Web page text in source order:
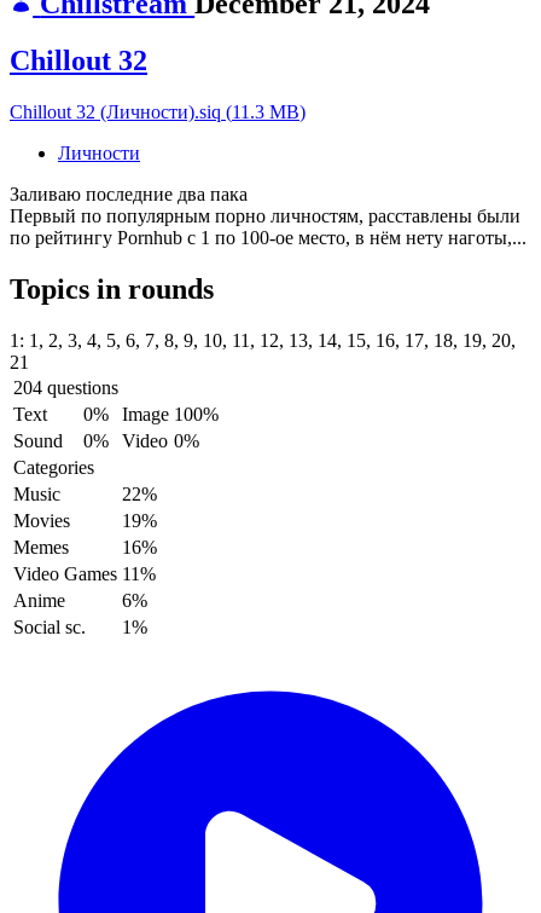
Chillout 32
Chillout 32 (Личности).siq (11.3 MB)
Личности
Заливаю последние два пака
Первый по популярным порно личностям, расставлены были
по рейтингу Pornhub c 1 по 100-ое место, в нём нету наготы,...
Topics in rounds
1: 1, 2, 3, 4, 5, 6, 7, 8, 9, 10, 11, 12, 13, 14, 15, 16, 17, 18, 19, 20,
21
204 questions
Text
0% Image 100%
Sound
0% Video 0%
Categories
Music
22%
Movies
19%
Memes
16%
Video Games 11%
Anime
6%
Social sc.
1%